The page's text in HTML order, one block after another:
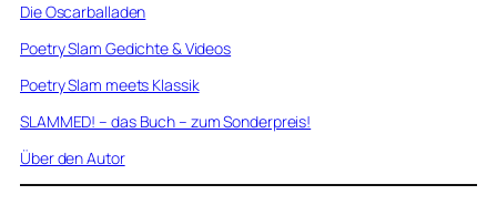
Die Oscarballaden
Poetry Slam Gedichte & Videos
Poetry Slam meets Klassik
SLAMMED! – das Buch – zum Sonderpreis!
Über den Autor